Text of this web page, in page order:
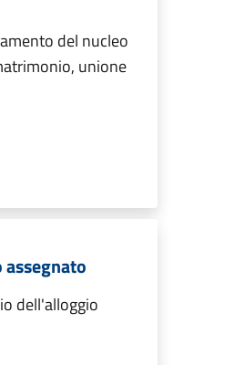
del nucleo
unione
dell'alloggio